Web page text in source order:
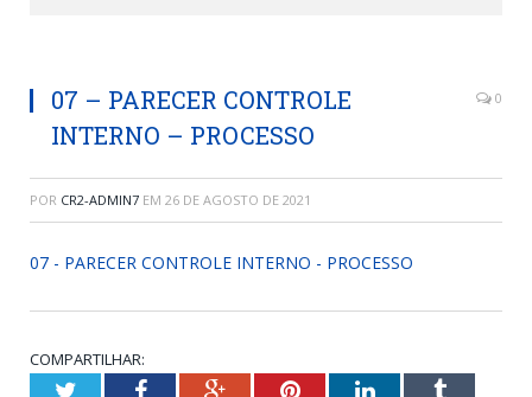
07 – PARECER CONTROLE
INTERNO – PROCESSO
0
POR CR2-ADMIN7 EM 26 DE AGOSTO DE 2021
07 - PARECER CONTROLE INTERNO - PROCESSO
COMPARTILHAR:
TwitterFacebookGoogle+PinterestLinkedInTumblr